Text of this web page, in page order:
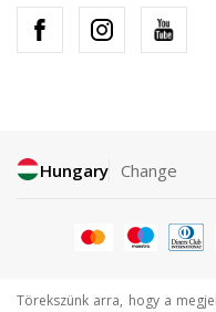
Hungary Change
Törekszünk arra, hogy a